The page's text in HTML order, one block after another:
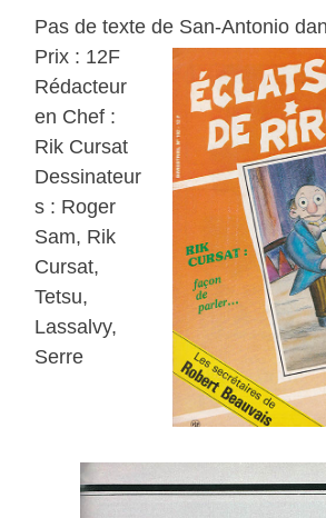
Pas de texte de San-Antonio
Prix : 12F
Rédacteur
en Chef :
Rik Cursat
Dessinateur
s : Roger
Sam, Rik
Cursat,
Tetsu,
Lassalvy,
Serre